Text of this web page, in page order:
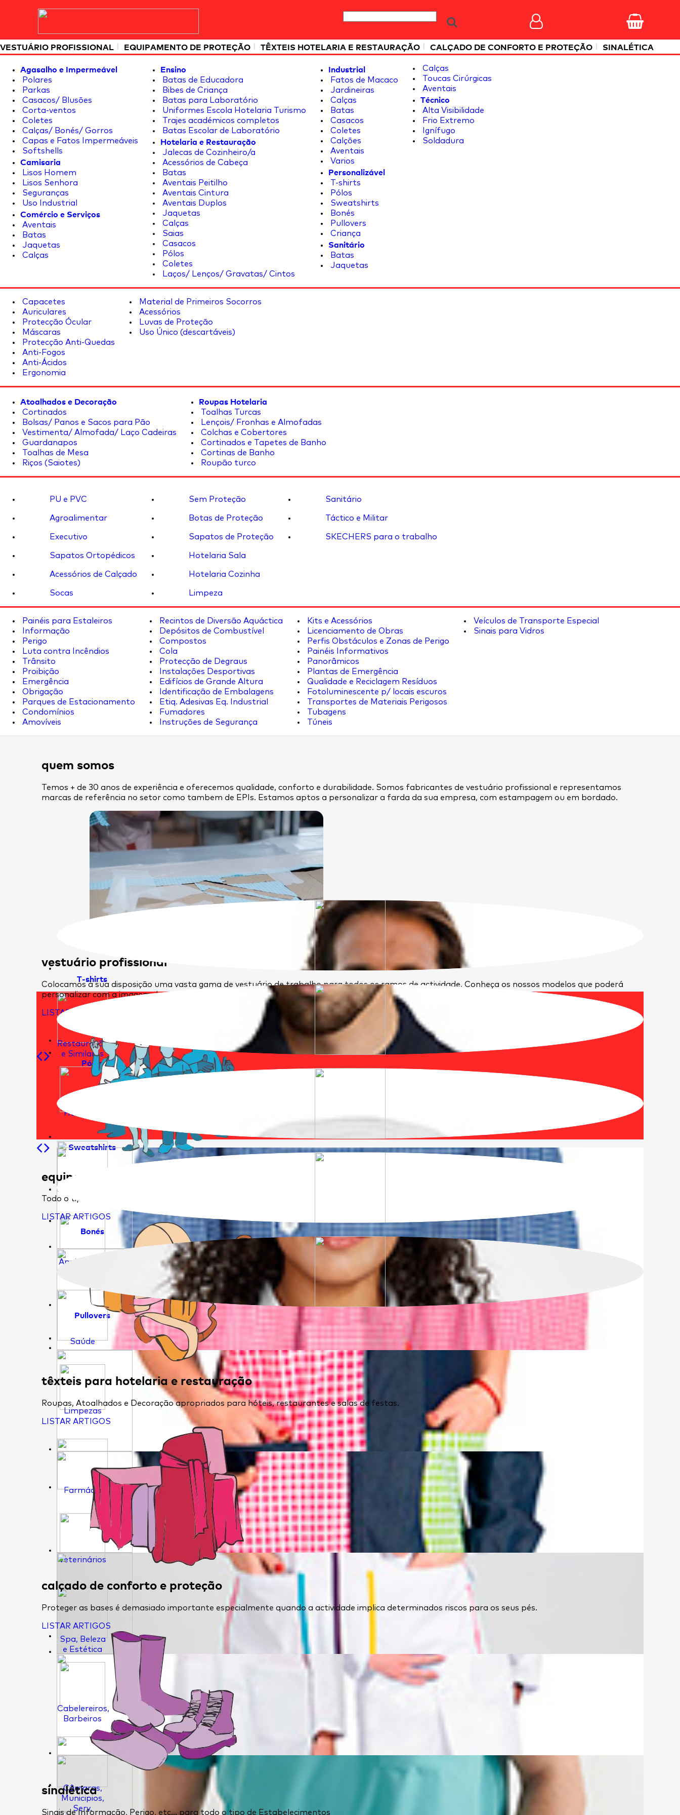
VESTUÁRIO PROFISSIONAL | EQUIPAMENTO DE PROTEÇÃO | TÊXTEIS HOTELARIA E RESTAURAÇÃO | CALÇADO DE CONFORTO E PROTEÇÃO | SINALÉTICA
Agasalho e Impermeável
Polares
Parkas
Casacos/ Blusões
Corta-ventos
Coletes
Calças/ Bonés/ Gorros
Capas e Fatos Impermeáveis
Softshells
Camisaria
Lisos Homem
Lisos Senhora
Seguranças
Uso Industrial
Comércio e Serviços
Aventais
Batas
Jaquetas
Calças
Ensino
Batas de Educadora
Bibes de Criança
Batas para Laboratório
Uniformes Escola Hotelaria Turismo
Trajes académicos completos
Batas Escolar de Laboratório
Hotelaria e Restauração
Jalecas de Cozinheiro/a
Acessórios de Cabeça
Batas
Aventais Peitilho
Aventais Cintura
Aventais Duplos
Jaquetas
Calças
Saias
Casacos
Pólos
Coletes
Laços/ Lenços/ Gravatas/ Cintos
Industrial
Fatos de Macaco
Jardineiras
Calças
Batas
Casacos
Coletes
Calções
Aventais
Varios
Personalizável
T-shirts
Pólos
Sweatshirts
Bonés
Pullovers
Criança
Sanitário
Batas
Jaquetas
Calças
Toucas Cirúrgicas
Aventais
Técnico
Alta Visibilidade
Frio Extremo
Ignífugo
Soldadura
Capacetes
Auriculares
Protecção Ócular
Máscaras
Protecção Anti-Quedas
Anti-Fogos
Anti-Ácidos
Ergonomia
Material de Primeiros Socorros
Acessórios
Luvas de Proteção
Uso Único (descartáveis)
Atoalhados e Decoração
Cortinados
Bolsas/ Panos e Sacos para Pão
Vestimenta/ Almofada/ Laço Cadeiras
Guardanapos
Toalhas de Mesa
Riços (Saiotes)
Roupas Hotelaria
Toalhas Turcas
Lençois/ Fronhas e Almofadas
Colchas e Cobertores
Cortinados e Tapetes de Banho
Cortinas de Banho
Roupão turco
PU e PVC
Agroalimentar
Executivo
Sapatos Ortopédicos
Acessórios de Calçado
Socas
Sem Proteção
Botas de Proteção
Sapatos de Proteção
Hotelaria Sala
Hotelaria Cozinha
Limpeza
Sanitário
Táctico e Militar
SKECHERS para o trabalho
Painéis para Estaleiros
Informação
Perigo
Luta contra Incêndios
Trânsito
Proibição
Emergência
Obrigação
Parques de Estacionamento
Condomínios
Amovíveis
Recintos de Diversão Aquáctica
Depósitos de Combustível
Compostos
Cola
Protecção de Degraus
Instalações Desportivas
Edifícios de Grande Altura
Identificação de Embalagens
Etiq. Adesivas Eq. Industrial
Fumadores
Instruções de Segurança
Kits e Acessórios
Licenciamento de Obras
Perfis Obstáculos e Zonas de Perigo
Painéis Informativos
Panorâmicos
Plantas de Emergência
Qualidade e Reciclagem Resíduos
Fotoluminescente p/ locais escuros
Transportes de Materiais Perigosos
Tubagens
Túneis
Veículos de Transporte Especial
Sinais para Vidros
quem somos
Temos + de 30 anos de experiência e oferecemos qualidade, conforto e durabilidade. Somos fabricantes de vestuário profissional e representamos
marcas de referência no setor como tambem de EPIs. Estamos aptos a personalizar a farda da sua empresa, com estampagem ou em bordado.
vestuário profissional
Colocamos à sua disposição uma vasta gama de vestuário de trabalho para todos os ramos de actividade. Conheça os nossos modelos que poderá
personalizar com a imagem da sua empresa.
LISTAR ARTIGOS
equipamento de proteção
Todo o tipo de epi's que permitem que trabalhe em segurança.
LISTAR ARTIGOS
têxteis para hotelaria e restauração
Roupas, Atoalhados e Decoração apropriados para hóteis, restaurantes e salas de festas.
LISTAR ARTIGOS
calçado de conforto e proteção
Proteger as bases é demasiado importante especialmente quando a actividade implica determinados riscos para os seus pés.
LISTAR ARTIGOS
sinalética
Sinais de Informação, Perigo, etc... para todo o tipo de Estabelecimentos
T-shirts
Pólos
Sweatshirts
Bonés
Pullovers
Restauração
e Similares
Hotelaria
Apoio Social
Saúde
Limpezas
Farmácia
Veterinários
Spa, Beleza
e Estética
Cabelereiros,
Barbeiros
Câmaras,
Municipios,
Serv.